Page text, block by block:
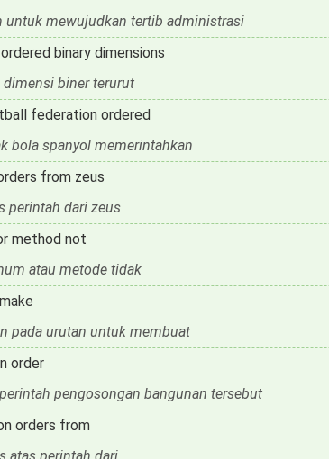
untuk mewujudkan tertib administrasi
binary dimensions
biner terurut
federation ordered
bola spanyol memerintahkan
from zeus
perintah dari zeus
method not
atau metode tidak
pada urutan untuk membuat
order
pengosongan bangunan tersebut
orders from